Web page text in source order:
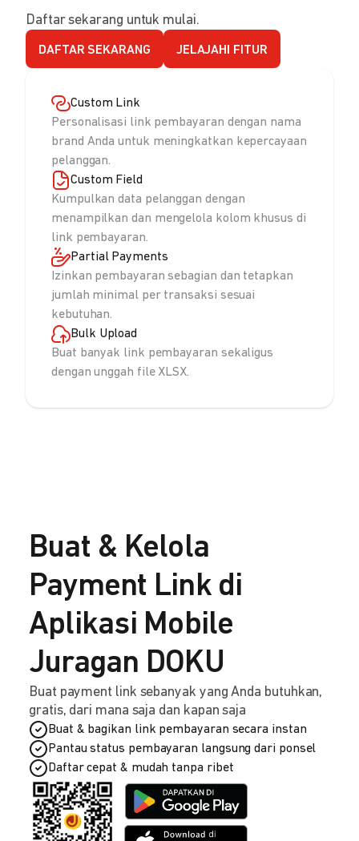
Daftar sekarang untuk mulai.
DAFTAR SEKARANG JELAJAHI FITUR
Custom Link
Personalisasi link pembayaran dengan nama
brand Anda untuk meningkatkan kepercayaan
pelanggan.
Custom Field
Kumpulkan data pelanggan dengan
menampilkan dan mengelola kolom khusus di
link pembayaran.
Partial Payments
Izinkan pembayaran sebagian dan tetapkan
jumlah minimal per transaksi sesuai
kebutuhan.
Bulk Upload
Buat banyak link pembayaran sekaligus
dengan unggah file XLSX.
Buat & Kelola
Payment Link di
Aplikasi Mobile
Juragan DOKU
Buat payment link sebanyak yang Anda butuhkan,
gratis, dari mana saja dan kapan saja
Buat & bagikan link pembayaran secara instan
Pantau status pembayaran langsung dari ponsel
Daftar cepat & mudah tanpa ribet